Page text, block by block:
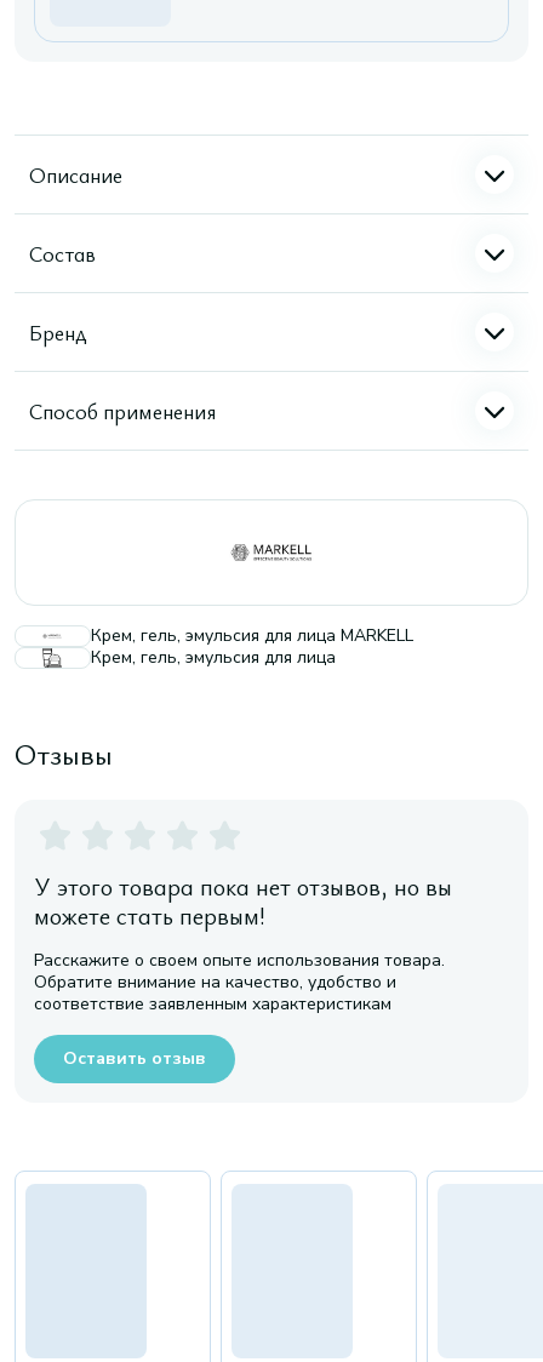
Описание
Состав
Бренд
Способ применения
Крем, гель, эмульсия для лица MARKELL
Крем, гель, эмульсия для лица
Отзывы
У этого товара пока нет отзывов, но вы
можете стать первым!
Расскажите о своем опыте использования товара.
Обратите внимание на качество, удобство и
соответствие заявленным характеристикам
Оставить отзыв